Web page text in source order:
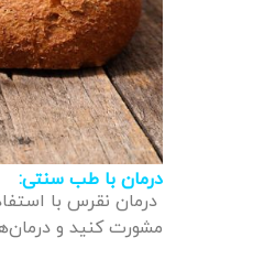
درمان با طب سنتی:
درمان نقرس با
مشورت کنید و